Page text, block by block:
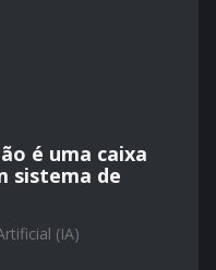
é uma caixa
sistema de
(IA)